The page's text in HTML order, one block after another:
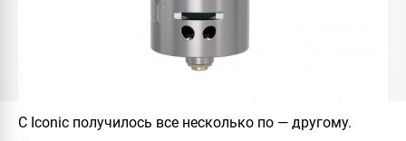
С Iconic получилось все несколько по — другому.